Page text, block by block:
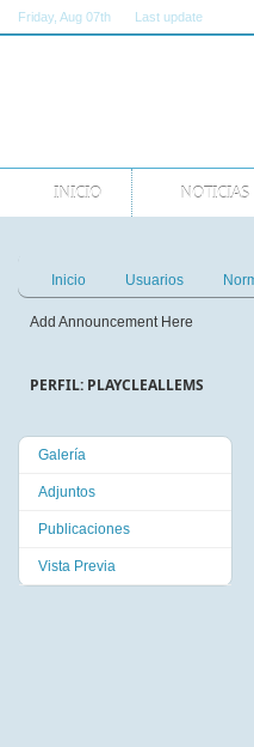
Friday , Aug 07th Last update
INICIO NOTICIAS
Inicio Usuarios
Add Announcement Here
PERFIL: PLAYCLEALLEMS
Galería
Adjuntos
Publicaciones
Vista Previa